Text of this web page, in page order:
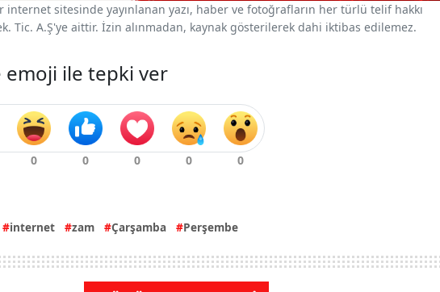
internet sitesinde yayınlanan yazı, haber ve fotoğrafların her türlü telif hakkı
Tic. A.Ş'ye aittir. İzin alınmadan, kaynak gösterilerek dahi iktibas edilemez.
emoji ile tepki ver
internet zam Çarşamba Perşembe